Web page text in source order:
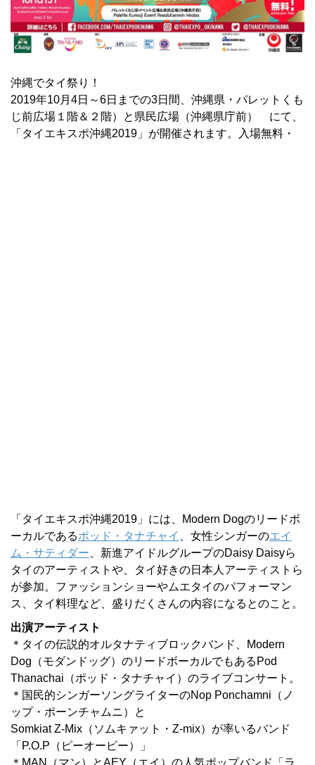
沖縄でタイ祭り！
2019年10月4日～6日までの3日間、沖縄県・パレットくも
じ前広場１階＆２階）と県民広場（沖縄県庁前） にて、
「タイエキスポ沖縄2019」が開催されます。入場無料・
「タイエキスポ沖縄2019」には、Modern Dogのリードボ
ーカルであるポッド・タナチャイ 、女性シンガーのエイ
ム・サティダー 、新進アイドルグループのDaisy Daisyら
タイのアーティストや、タイ好きの日本人アーティストら
が参加。ファッションショーやムエタイのパフォーマン
ス、タイ料理など、盛りだくさんの内容になるとのこと。
出演アーティスト
＊タイの伝説的オルタナティブロックバンド、Modern
Dog（モダンドッグ）のリードボーカルでもあるPod
Thanachai（ポッド・タナチャイ）のライブコンサート。
＊国民的シンガーソングライターのNop Ponchamni（ノ
ップ・ポーンチャムニ）と
Somkiat Z-Mix（ソムキァット・Z-mix）が率いるバンド
「P.O.P（ピーオーピー）」
＊MAN（マン）とAEY（エイ）の人気ポップバンド「ラ